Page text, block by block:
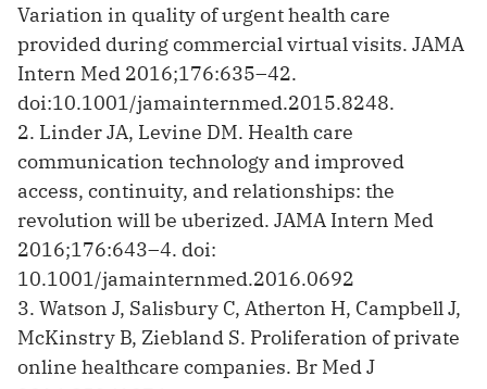
Variation in quality of urgent health care
provided during commercial virtual visits. JAMA
Intern Med 2016;176:635–42.
doi:10.1001/jamainternmed.2015.8248.
2. Linder JA, Levine DM. Health care
communication technology and improved
access, continuity, and relationships: the
revolution will be uberized. JAMA Intern Med
2016;176:643–4. doi:
10.1001/jamainternmed.2016.0692
3. Watson J, Salisbury C, Atherton H, Campbell J,
McKinstry B, Ziebland S. Proliferation of private
online healthcare companies. Br Med J